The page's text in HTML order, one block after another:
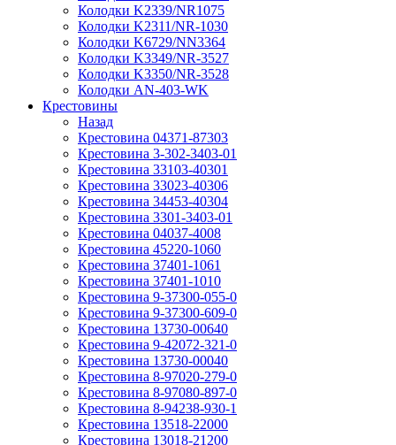
Колодки K2339/NR1075
Колодки K2311/NR-1030
Колодки K6729/NN3364
Колодки K3349/NR-3527
Колодки K3350/NR-3528
Колодки AN-403-WK
Крестовины
Назад
Крестовина 04371-87303
Крестовина 3-302-3403-01
Крестовина 33103-40301
Крестовина 33023-40306
Крестовина 34453-40304
Крестовина 3301-3403-01
Крестовина 04037-4008
Крестовина 45220-1060
Крестовина 37401-1061
Крестовина 37401-1010
Крестовина 9-37300-055-0
Крестовина 9-37300-609-0
Крестовина 13730-00640
Крестовина 9-42072-321-0
Крестовина 13730-00040
Крестовина 8-97020-279-0
Крестовина 8-97080-897-0
Крестовина 8-94238-930-1
Крестовина 13518-22000
Крестовина 13018-21200